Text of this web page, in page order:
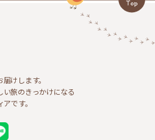
けします。
い旅のきっかけになる
です。